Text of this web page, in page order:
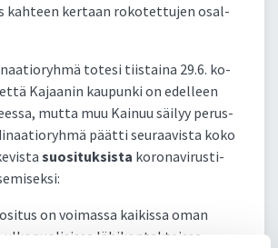
kah­teen ker­taan ro­ko­tet­tu­jen osal­
to­te­si tiis­tai­na 29.6. ko­
Ka­jaa­nin kau­pun­ki on edel­leen
mut­ta muu Kai­nuu säi­lyy pe­rus­
päät­ti seu­raa­vis­ta ko­ko
suo­si­tuk­sis­ta ko­ro­na­vi­rus­ti­
on voi­mas­sa kai­kis­sa oman
ul­ko­puo­li­sis­sa lä­hi­kon­tak­teis­sa